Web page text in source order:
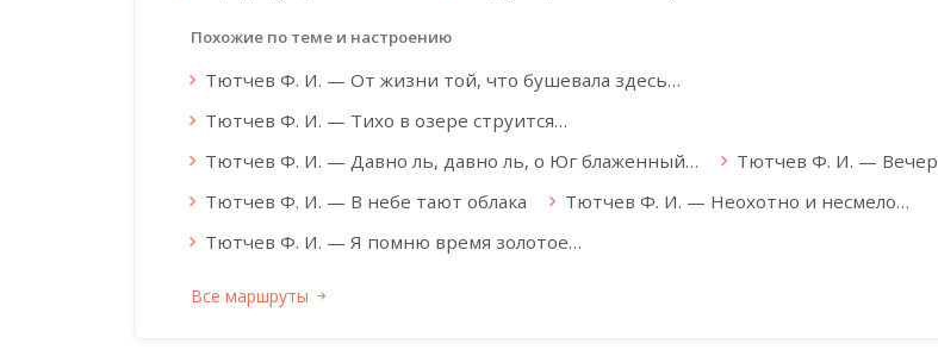
Похожие по теме и настроению
Тютчев Ф. И. — От жизни той, что бушевала здесь…
Тютчев Ф. И. — Тихо в озере струится…
Тютчев Ф. И. — Давно ль, давно ль, о Юг блаженный…
Тютчев Ф. И. — Вечер
Тютчев Ф. И. — В небе тают облака
Тютчев Ф. И. — Неохотно и несмело…
Тютчев Ф. И. — Я помню время золотое…
Все маршруты